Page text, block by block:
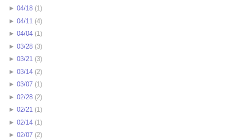
► 04/18(1)
► 04/11 (4)
► 04/04(1)
► 03/28(3)
► 03/21(3)
► 03/14(2)
► 03/07(1)
► 02/28(2)
► 02/21(1)
► 02/14(1)
► 02/07(2)